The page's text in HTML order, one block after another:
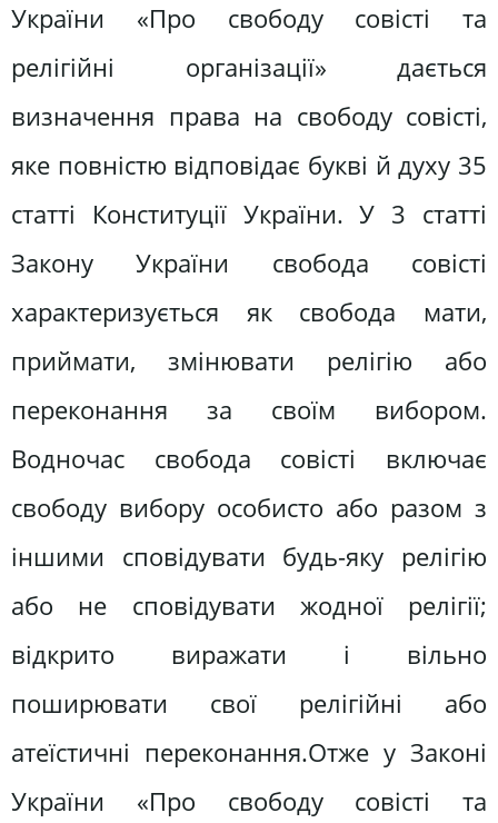
України «Про свободу совісті та
релігійні організації» дається
визначення права на свободу совісті,
яке повністю відповідає букві й духу 35
статті Конституції України. У 3 статті
Закону України свобода совісті
характеризується як свобода мати,
приймати, змінювати релігію або
переконання за своїм вибором.
Водночас свобода совісті включає
свободу вибору особисто або разом з
іншими сповідувати будь-яку релігію
або не сповідувати жодної релігії;
відкрито виражати і вільно
поширювати свої релігійні або
атеїстичні переконання.Отже у Законі
України «Про свободу совісті та